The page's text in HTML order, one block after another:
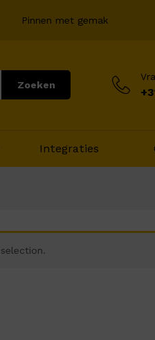
Pinnen met gemak
Zoeken
Integraties